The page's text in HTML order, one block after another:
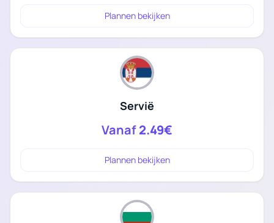
Plannen bekijken
Servië
Vanaf2.49€
Plannen bekijken